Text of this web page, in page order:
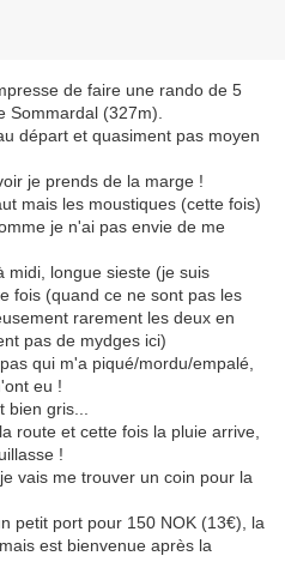
de faire une rando de 5
Sommardal (327m).
départ et quasiment pas moyen
je prends de la marge !
mais les moustiques (cette fois)
je n'ai pas envie de me
midi, longue sieste (je suis
fois (quand ce ne sont pas les
rarement les deux en
pas de mydges ici)
qui m'a piqué/mordu/empalé,
eu !
gris...
route et cette fois la pluie arrive,
!
vais me trouver un coin pour la
petit port pour 150 NOK (13€), la
est bienvenue après la